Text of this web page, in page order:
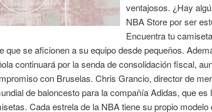
ventajosos. ¿Hay
NBA Store por ser
Encuentra tu
que se aficionen a su equipo desde pequeños.
continuará por la senda de consolidación fiscal,
con Bruselas. Chris Grancio, director de
de baloncesto para la compañía Adidas, que es
Cada estrela de la NBA tiene su propio modelo